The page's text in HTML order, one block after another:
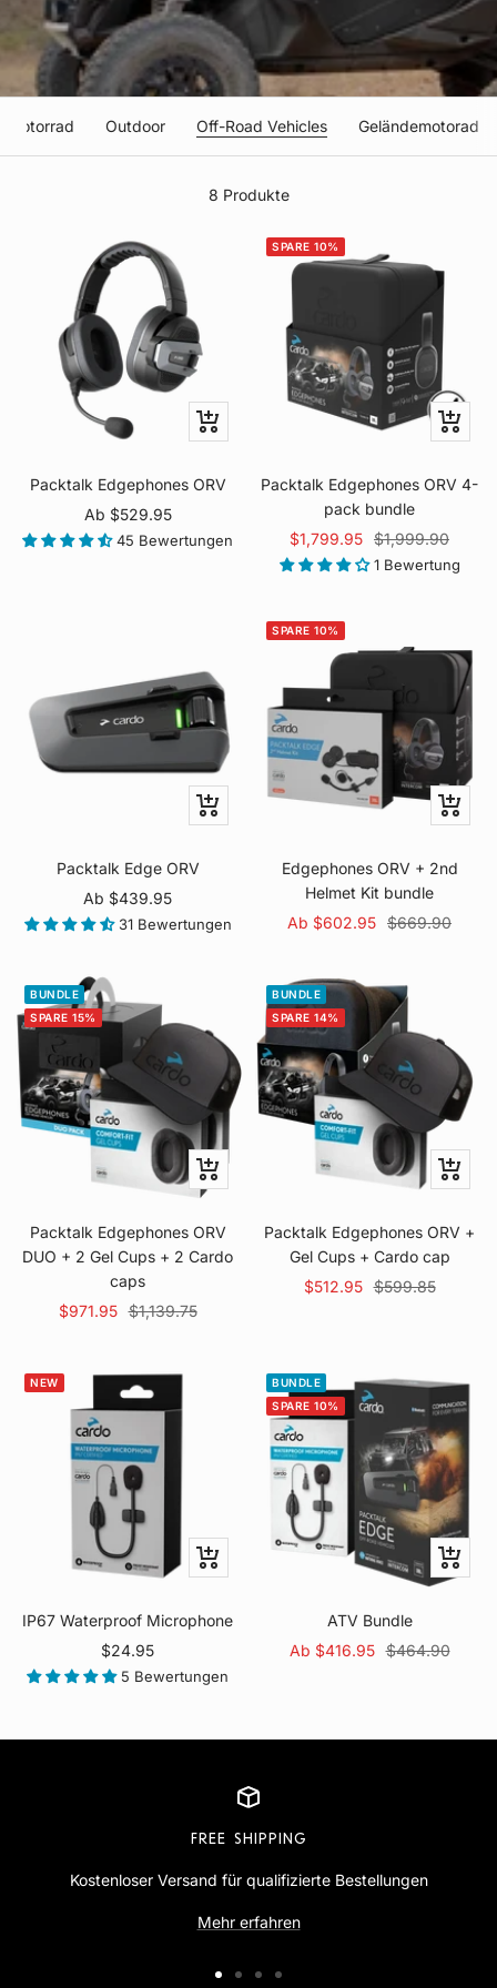
Motorrad Outdoor Off-Road Vehicles Geländemotorad
8 Produkte
Schnellansicht
Packtalk Edgephones ORV
Angebotspreis
Ab $529.95
45 Bewertungen
SPARE 10%
In
den
Packtalk Edgephones ORV 4-
pack bundle
Angebotspreis
$1,799.95 Regulärer
Preis
$1,999.90
1 Bewertung
Schnellansicht
Packtalk Edge ORV
Angebotspreis
Ab $439.95
31 Bewertungen
SPARE 10%
Edgephones ORV + 2nd
Helmet Kit bundle
Angebotspreis
Ab $602.95 Regulärer
$669.90
BUNDLE
SPARE 15%
In
den
Packtalk Edgephones ORV
DUO + 2 Gel Cups + 2 Cardo
caps
Angebotspreis
$971.95 Regulärer
$1,139.75
BUNDLE
SPARE 14%
In
den
Packtalk Edgephones ORV +
Gel Cups + Cardo cap
Angebotspreis
$512.95 Regulärer
$599.85
NEW
In
den
IP67 Waterproof Microphone
Angebotspreis
$24.95
5 Bewertungen
BUNDLE
SPARE 10%
ATV Bundle
Angebotspreis
Ab $416.95 Regulärer
$464.90
FREE SHIPPING
Kostenloser Versand für qualifizierte Bestellungen
Mehr erfahren